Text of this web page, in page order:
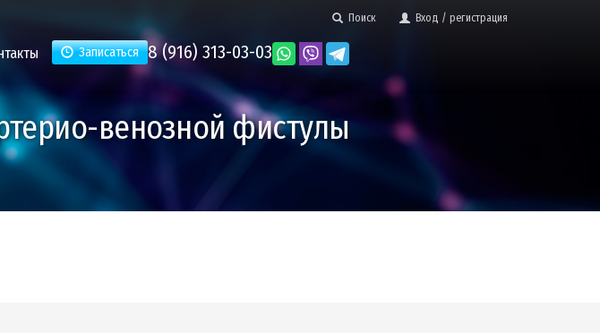
Поиск Вход / регистрация
Записаться 8 (916) 313-03-03
венозной фистулы